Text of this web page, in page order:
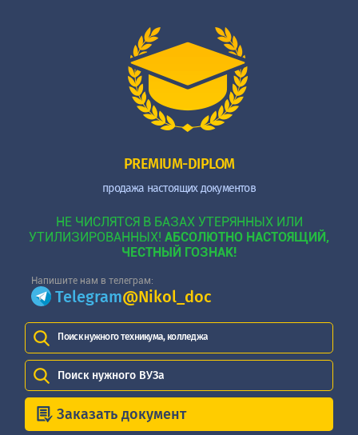
PREMIUM-DIPLOM
продажа настоящих документов
НЕ ЧИСЛЯТСЯ В БАЗАХ УТЕРЯННЫХ ИЛИ
УТИЛИЗИРОВАННЫХ! АБСОЛЮТНО НАСТОЯЩИЙ,
ЧЕСТНЫЙ ГОЗНАК!
Напишите нам в телеграм:
Telegram@Nikol_doc
Поиск нужного техникума, колледжа
Поиск нужного ВУЗа
Заказать документ